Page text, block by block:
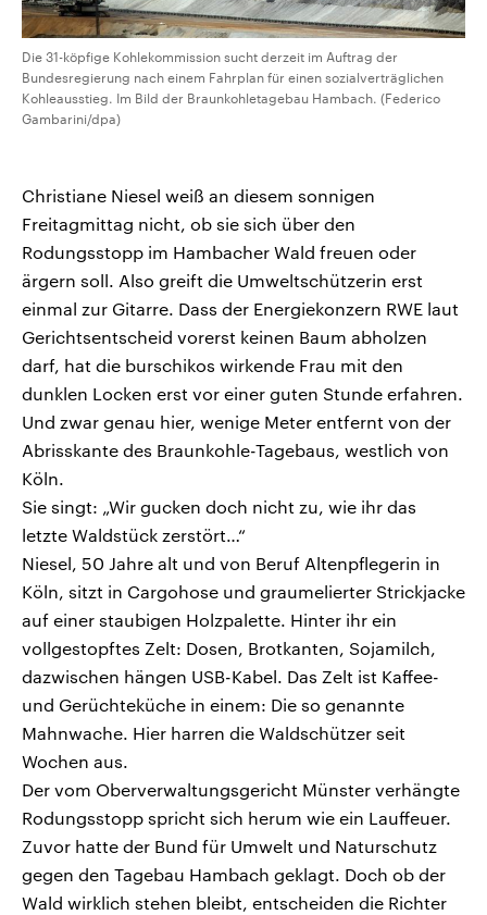
Die 31-köpfige Kohlekommission sucht derzeit im Auftrag der
Bundesregierung nach einem Fahrplan für einen sozialverträglichen
Kohleausstieg. Im Bild der Braunkohletagebau Hambach. (Federico
Gambarini/dpa)
Christiane Niesel weiß an diesem sonnigen
Freitagmittag nicht, ob sie sich über den
Rodungsstopp im Hambacher Wald freuen oder
ärgern soll. Also greift die Umweltschützerin erst
einmal zur Gitarre. Dass der Energiekonzern RWE laut
Gerichtsentscheid vorerst keinen Baum abholzen
darf, hat die burschikos wirkende Frau mit den
dunklen Locken erst vor einer guten Stunde erfahren.
Und zwar genau hier, wenige Meter entfernt von der
Abrisskante des Braunkohle-Tagebaus, westlich von
Köln.
Sie singt: „Wir gucken doch nicht zu, wie ihr das
letzte Waldstück zerstört…“
Niesel, 50 Jahre alt und von Beruf Altenpflegerin in
Köln, sitzt in Cargohose und graumelierter Strickjacke
auf einer staubigen Holzpalette. Hinter ihr ein
vollgestopftes Zelt: Dosen, Brotkanten, Sojamilch,
dazwischen hängen USB-Kabel. Das Zelt ist Kaffee-
und Gerüchteküche in einem: Die so genannte
Mahnwache. Hier harren die Waldschützer seit
Wochen aus.
Der vom Oberverwaltungsgericht Münster verhängte
Rodungsstopp spricht sich herum wie ein Lauffeuer.
Zuvor hatte der Bund für Umwelt und Naturschutz
gegen den Tagebau Hambach geklagt. Doch ob der
Wald wirklich stehen bleibt, entscheiden die Richter